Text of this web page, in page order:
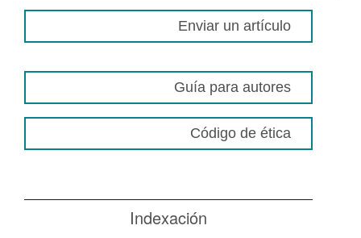
Enviar un artículo
Guía para autores
Código de ética
Indexación